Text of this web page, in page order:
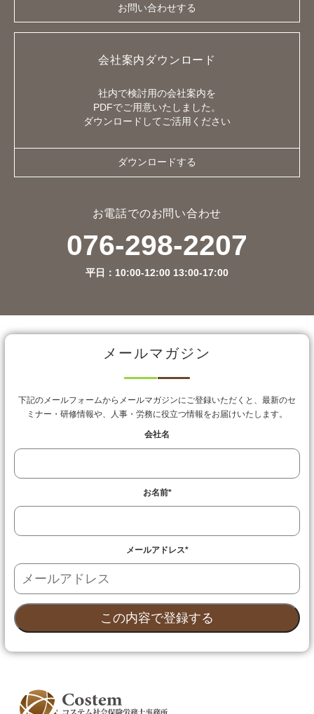
お問い合わせする
会社案内ダウンロード
社内で検討用の会社案内を
PDFでご用意いたしました。
ダウンロードしてご活用ください
ダウンロードする
お電話でのお問い合わせ
076-298-2207
平日：10:00-12:00 13:00-17:00
メールマガジン
下記のメールフォームからメールマガジンにご登録いただくと、最新のセ
ミナー・研修情報や、人事・労務に役立つ情報をお届けいたします。
会社名
お名前*
メールアドレス*